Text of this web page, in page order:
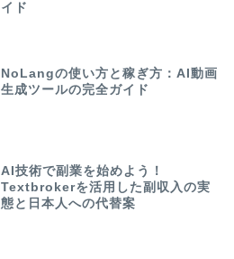
イド
NoLangの使い方と稼ぎ方：AI動画
生成ツールの完全ガイド
AI技術で副業を始めよう！
Textbrokerを活用した副収入の実
態と日本人への代替案